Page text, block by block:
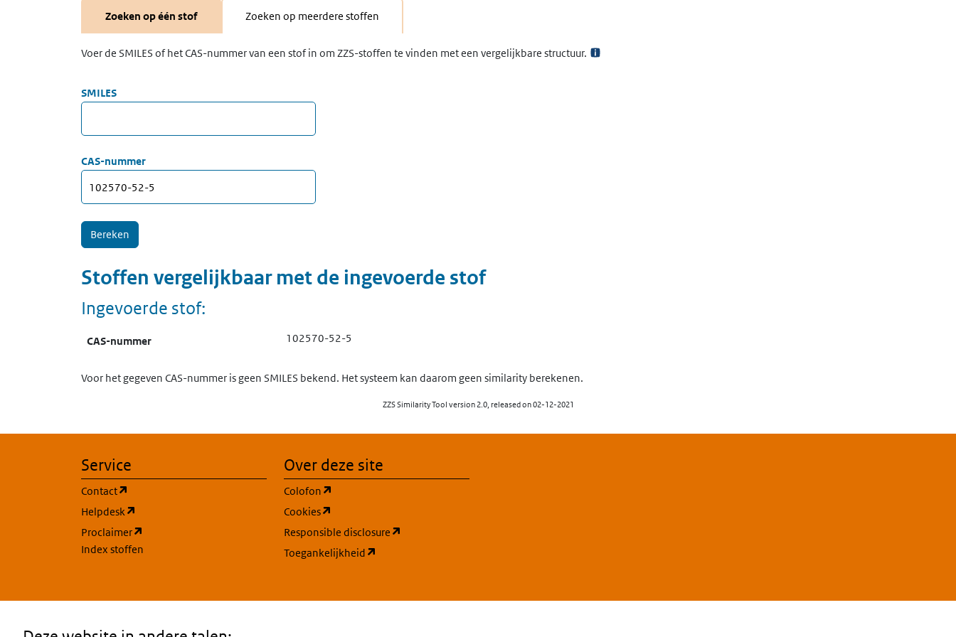
Zoeken op één stof Zoeken op meerdere stoffen
Voer de SMILES of het CAS-nummer van een stof in om ZZS-stoffen te vinden met een vergelijkbare structuur.
SMILES
CAS-nummer
Stoffen vergelijkbaar met de ingevoerde stof
Ingevoerde stof:
CAS-nummer 102570-52-5
Voor het gegeven CAS-nummer is geen SMILES bekend. Het systeem kan daarom geen similarity berekenen.
ZZS Similarity Tool version 2.0, released on 02-12-2021
Service
Contact
Helpdesk
Proclaimer
Index stoffen
Over deze site
Colofon
Cookies
Responsible disclosure
Toegankelijkheid